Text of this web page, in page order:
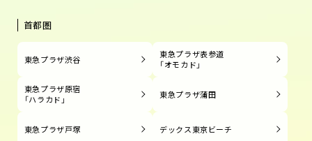
首都圏
東急プラザ渋谷
東急プラザ表参道
「オモカド」
東急プラザ原宿
「ハラカド」
東急プラザ蒲田
東急プラザ戸塚 デックス東京ビーチ